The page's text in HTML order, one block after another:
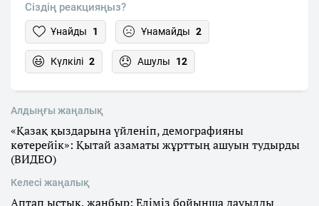
Сіздің реакцияңыз?
Ұнайды 1 Ұнамайды 2
Күлкілі 2 Ашулы 12
Алдыңғы жаңалық
«Қазақ қыздарына үйленіп, демографияны
көтерейік»: Қытай азаматы жұрттың ашуын тудырды
(ВИДЕО)
Келесі жаңалық
Аптап ыстық, жаңбыр: Еліміз бойынша дауылды